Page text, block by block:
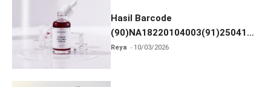
Hasil Barcode
(90)NA18220104003(91)250418
dan Izin BPOM
Reya 10/03/2026